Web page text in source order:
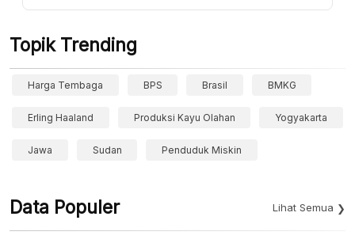
Topik Trending
Harga Tembaga BPS Brasil BMKG
Erling Haaland Produksi Kayu Olahan Yogyakarta
Jawa Sudan Penduduk Miskin
Data Populer Lihat Semua